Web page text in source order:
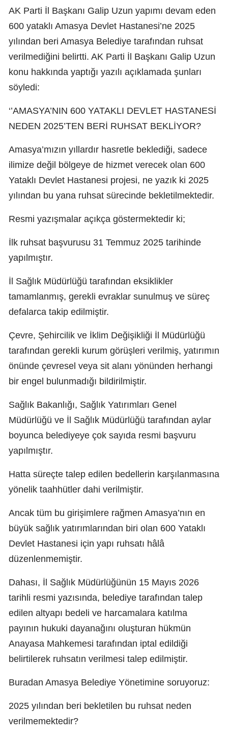
AK Parti İl Başkanı Galip Uzun yapımı devam eden
600 yataklı Amasya Devlet Hastanesi’ne 2025
yılından beri Amasya Belediye tarafından ruhsat
verilmediğini belirtti. AK Parti İl Başkanı Galip Uzun
konu hakkında yaptığı yazılı açıklamada şunları
söyledi:
‘’AMASYA’NIN 600 YATAKLI DEVLET HASTANESİ
NEDEN 2025’TEN BERİ RUHSAT BEKLİYOR?
Amasya’mızın yıllardır hasretle beklediği, sadece
ilimize değil bölgeye de hizmet verecek olan 600
Yataklı Devlet Hastanesi projesi, ne yazık ki 2025
yılından bu yana ruhsat sürecinde bekletilmektedir.
Resmi yazışmalar açıkça göstermektedir ki;
İlk ruhsat başvurusu 31 Temmuz 2025 tarihinde
yapılmıştır.
İl Sağlık Müdürlüğü tarafından eksiklikler
tamamlanmış, gerekli evraklar sunulmuş ve süreç
defalarca takip edilmiştir.
Çevre, Şehircilik ve İklim Değişikliği İl Müdürlüğü
tarafından gerekli kurum görüşleri verilmiş, yatırımın
önünde çevresel veya sit alanı yönünden herhangi
bir engel bulunmadığı bildirilmiştir.
Sağlık Bakanlığı, Sağlık Yatırımları Genel
Müdürlüğü ve İl Sağlık Müdürlüğü tarafından aylar
boyunca belediyeye çok sayıda resmi başvuru
yapılmıştır.
Hatta süreçte talep edilen bedellerin karşılanmasına
yönelik taahhütler dahi verilmiştir.
Ancak tüm bu girişimlere rağmen Amasya’nın en
büyük sağlık yatırımlarından biri olan 600 Yataklı
Devlet Hastanesi için yapı ruhsatı hâlâ
düzenlenmemiştir.
Dahası, İl Sağlık Müdürlüğünün 15 Mayıs 2026
tarihli resmi yazısında, belediye tarafından talep
edilen altyapı bedeli ve harcamalara katılma
payının hukuki dayanağını oluşturan hükmün
Anayasa Mahkemesi tarafından iptal edildiği
belirtilerek ruhsatın verilmesi talep edilmiştir.
Buradan Amasya Belediye Yönetimine soruyoruz:
2025 yılından beri bekletilen bu ruhsat neden
verilmemektedir?